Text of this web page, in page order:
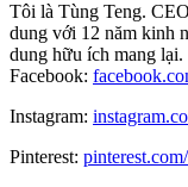
Tôi là Tùng Teng.
dung với 12 năm kinh
dung hữu ích mang lại.
Facebook:
Instagram:
Pinterest: